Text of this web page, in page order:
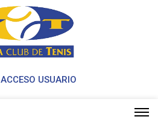
ACCESO USUARIO